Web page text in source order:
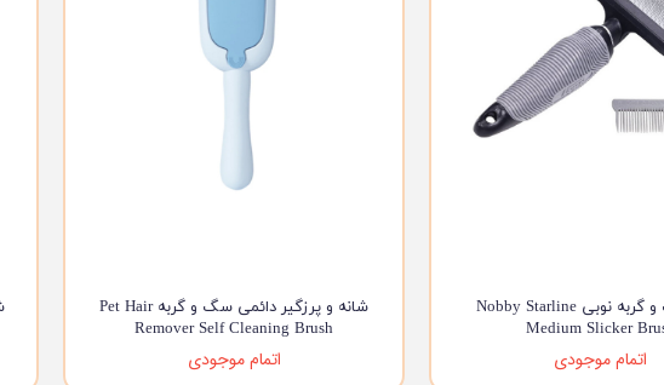
برس سگ و گربه نوبی Nobby Starline
Medium Slicker
اتمام موجودی
شانه و پرزگیر دائمی سگ و گربه Pet Hair
Remover Self Cleaning Brush
اتمام موجودی